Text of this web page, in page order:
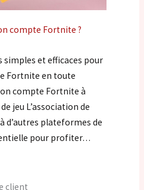
compte Fortnite ?
simples et efficaces pour
Fortnite en toute
compte Fortnite à
jeu L’association de
d’autres plateformes de
pour profiter…
client